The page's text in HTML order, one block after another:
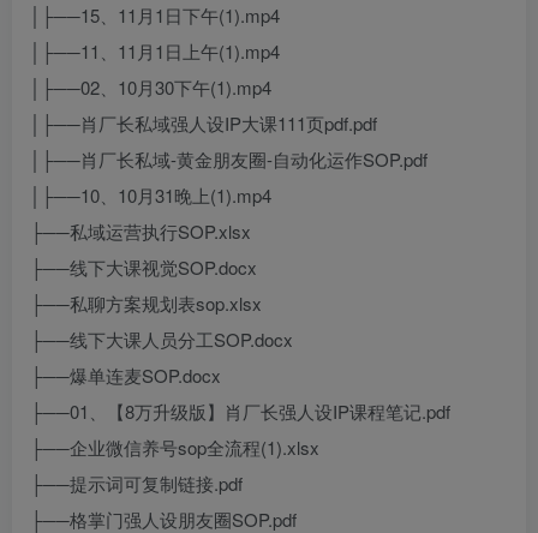
│├──15、11月1日下午(1).mp4
│├──11、11月1日上午(1).mp4
│├──02、10月30下午(1).mp4
│├──肖厂长私域强人设IP大课111页pdf.pdf
│├──肖厂长私域-黄金朋友圈-自动化运作SOP.pdf
│├──10、10月31晚上(1).mp4
├──私域运营执行SOP.xlsx
├──线下大课视觉SOP.docx
├──私聊方案规划表sop.xlsx
├──线下大课人员分工SOP.docx
├──爆单连麦SOP.docx
├──01、【8万升级版】肖厂长强人设IP课程笔记.pdf
├──企业微信养号sop全流程(1).xlsx
├──提示词可复制链接.pdf
├──格掌门强人设朋友圈SOP.pdf